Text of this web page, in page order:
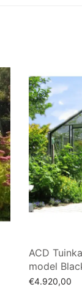
ACD
model
€4.920,00